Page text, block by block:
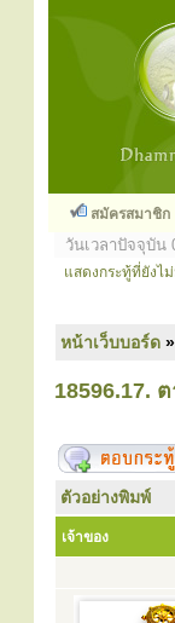
สมัครสมาชิก
วันเวลาปัจจุบัน
แสดงกระทู้ที่ยังไ
หน้าเว็บบอร์ด »
18596.17.
ตัวอย่างพิมพ์
เจ้าของ